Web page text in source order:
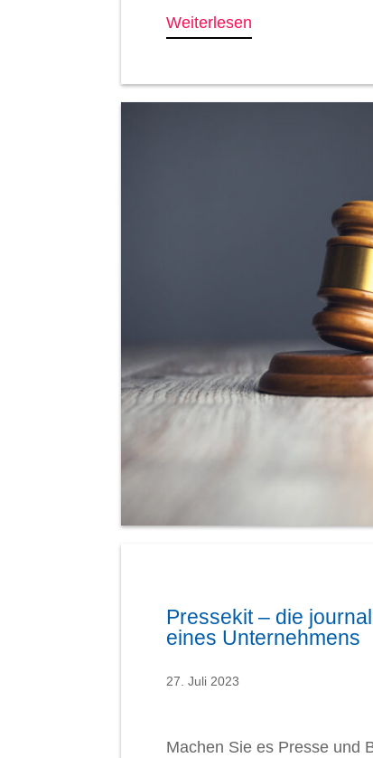
Weiterlesen
Pressekit – die
eines Unternehmens
27. Juli 2023
Machen Sie es Presse und